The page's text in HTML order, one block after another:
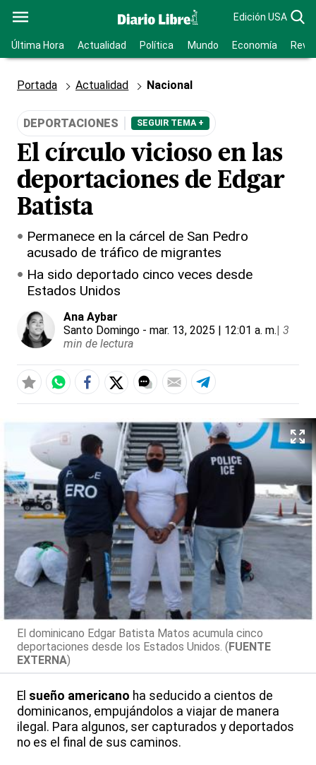
Edición USA
Última Hora Actualidad Política Mundo Economía
Portada Actualidad Nacional
DEPORTACIONES SEGUIR TEMA +
El círculo vicioso en las
deportaciones de Edgar
Batista
Permanece en la cárcel de San Pedro
acusado de tráfico de migrantes
Ha sido deportado cinco veces desde
Estados Unidos
Ana Aybar
Santo Domingo - mar. 13, 2025 | 12:01 a. m.| 3
min de lectura
El dominicano Edgar Batista Matos acumula cinco
deportaciones desde los Estados Unidos. (FUENTE
EXTERNA)
El sueño americano ha seducido a cientos de
dominicanos, empujándolos a viajar de manera
ilegal. Para algunos, ser capturados y deportados
no es el final de sus caminos.